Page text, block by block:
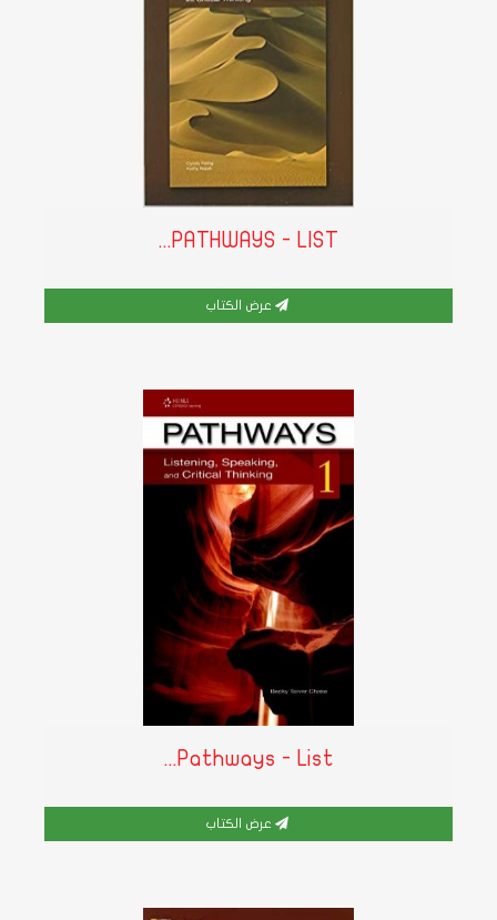
PATHWAYS - LIST...
عرض الكتاب
Pathways - List...
عرض الكتاب